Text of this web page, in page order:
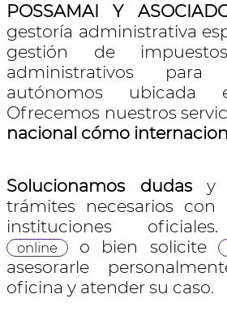
POSSAMAI Y
gestoría administrativa
gestión de
administrativos
autónomos ubicada
Ofrecemos nuestros
nacional cómo
Solucionamos dudasy
trámites necesarios con
instituciones
online o bien solicite
asesorarle
oficina y atender su caso.